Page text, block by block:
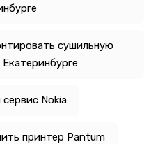
сушильную
Nokia
принтер Pantum